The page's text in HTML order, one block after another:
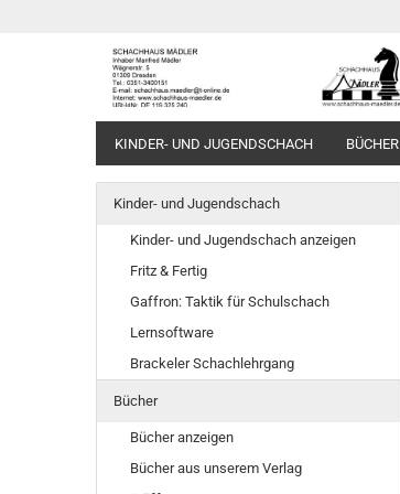
KINDER- UND JUGENDSCHACH BÜCHER
Kinder- und Jugendschach
Kinder- und Jugendschach anzeigen
Fritz & Fertig
Gaffron: Taktik für Schulschach
Lernsoftware
Brackeler Schachlehrgang
Bücher
Bücher anzeigen
Bücher aus unserem Verlag